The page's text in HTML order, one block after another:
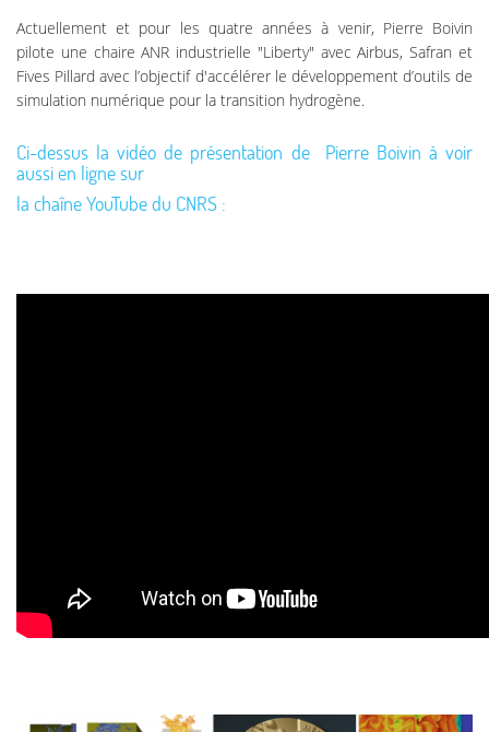
Actuellement et pour les quatre années à venir, Pierre Boivin
pilote une chaire ANR industrielle "Liberty" avec Airbus, Safran et
Fives Pillard avec l’objectif d'accélérer le développement d’outils de
simulation numérique pour la transition hydrogène.
Ci-dessus la vidéo de présentation de Pierre Boivin à voir
aussi en ligne sur
la chaîne YouTube du CNRS :